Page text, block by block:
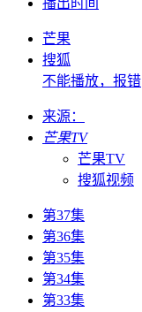
芒果
搜狐
不能播放，报错
来源：
芒果TV
芒果TV
搜狐视频
第37集
第36集
第35集
第34集
第33集